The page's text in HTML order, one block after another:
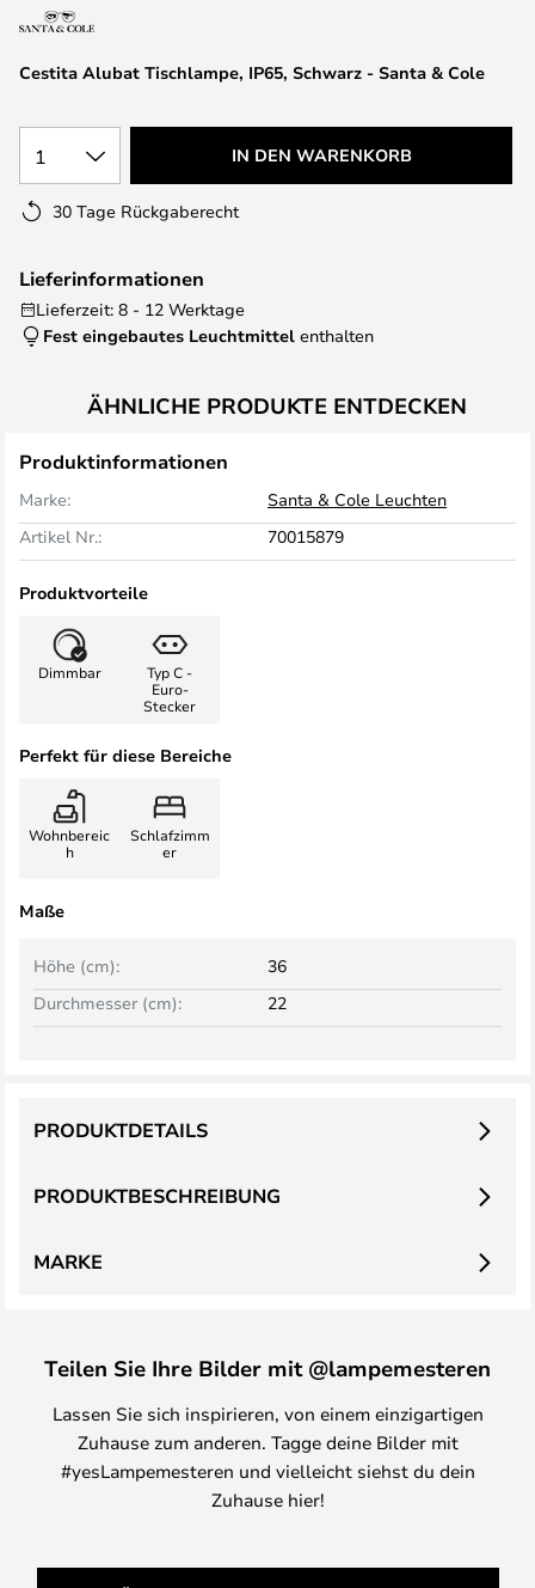
Cestita Alubat Tischlampe, IP65, Schwarz - Santa & Cole
1 IN DEN WARENKORB
30 Tage Rückgaberecht
Lieferinformationen
Lieferzeit: 8 - 12 Werktage
Fest eingebautes Leuchtmittel enthalten
ÄHNLICHE PRODUKTE ENTDECKEN
Produktinformationen
Marke:
Santa & Cole Leuchten
Artikel Nr.:
70015879
Produktvorteile
Dimmbar
Typ C -
Euro-
Stecker
Perfekt für diese Bereiche
Wohnbereic
h
Schlafzimm
er
Maße
Höhe (cm):
36
Durchmesser (cm):
22
PRODUKTBESCHREIBUNG
PRODUKTDETAILS
MARKE
Teilen Sie Ihre Bilder mit @lampemesteren
Lassen Sie sich inspirieren, von einem einzigartigen
Zuhause zum anderen. Tagge deine Bilder mit
#yesLampemesteren und vielleicht siehst du dein
Zuhause hier!